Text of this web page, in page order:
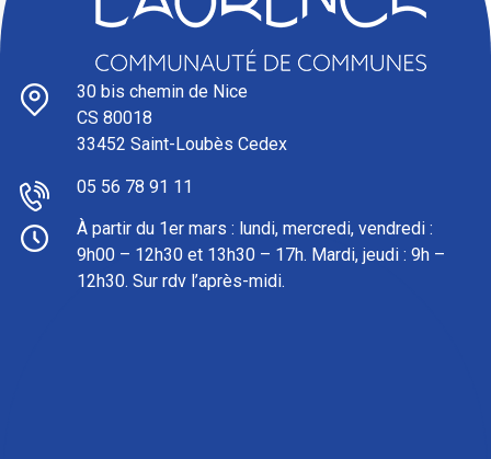
30 bis chemin de Nice
CS 80018
33452 Saint-Loubès Cedex
05 56 78 91 11
À partir du 1er mars : l undi, mercredi, vendredi :
9h00 – 12h30 et 13h30 – 17h. Mardi, jeudi : 9h –
12h30. Sur rdv l’après-midi.